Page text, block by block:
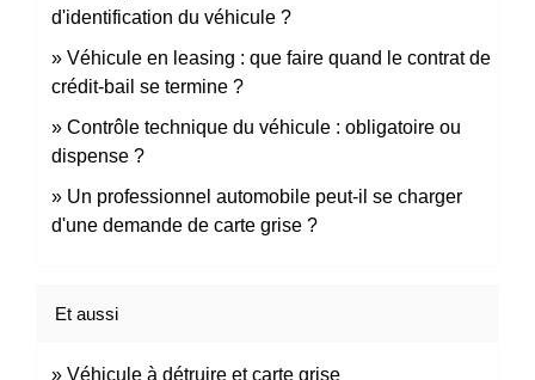
d'identification du véhicule ?
Véhicule en leasing : que faire quand le contrat de
crédit-bail se termine ?
Contrôle technique du véhicule : obligatoire ou
dispense ?
Un professionnel automobile peut-il se charger
d'une demande de carte grise ?
Et aussi
Véhicule à détruire et carte grise